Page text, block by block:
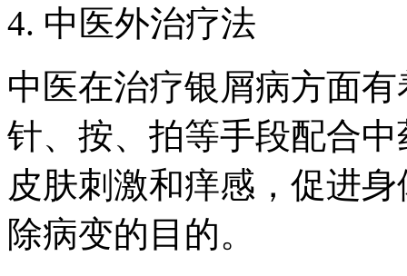
4. 中医外治疗法
中医在治疗银屑病方面
针、按、拍等手段配合
皮肤刺激和痒感，促进
除病变的目的。